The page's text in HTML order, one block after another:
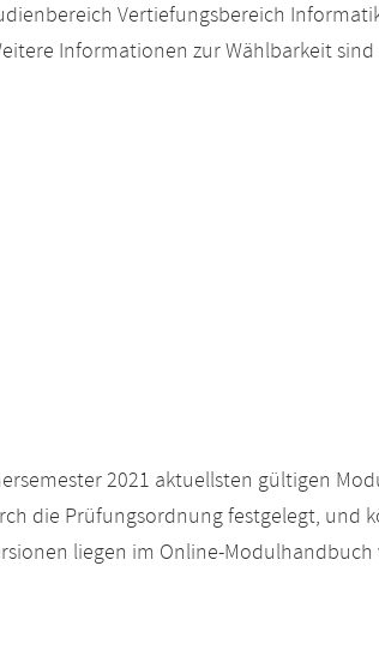
Vertiefungsbereich
Informationen zur Wählbarkeit
2021 aktuellsten gültigen
die Prüfungsordnung festgelegt, und
liegen im Online-Modulhandbuch